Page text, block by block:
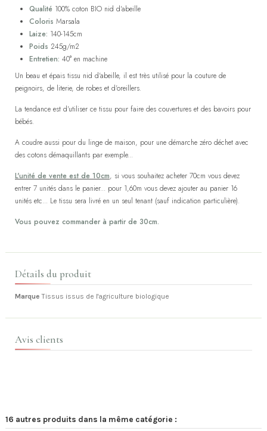
Qualité 100% coton BIO nid d'abeille
Coloris Marsala
Laize: 140-145cm
Poids 245g/m2
Entretien: 40° en machine
Un beau et épais tissu nid d'abeille, il est très utilisé pour la couture de
peignoirs, de literie, de robes et d'oreillers.
La tendance est d'utiliser ce tissu pour faire des couvertures et des bavoirs pour
bébés.
A coudre aussi pour du linge de maison, pour une démarche zéro déchet avec
des cotons démaquillants par exemple...
L'unité de vente est de 10cm, si vous souhaitez acheter 70cm vous devez
entrer 7 unités dans le panier... pour 1,60m vous devez ajouter au panier 16
unités etc... Le tissu sera livré en un seul tenant (sauf indication particulière).
Vous pouvez commander à partir de 30cm.
Détails du produit
Marque Tissus issus de l'agriculture biologique
Avis clients
16 autres produits dans la même catégorie :